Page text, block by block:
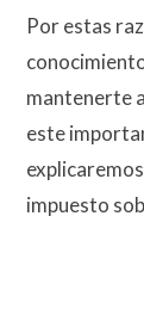
Por estas
mantenerte
este
impuesto